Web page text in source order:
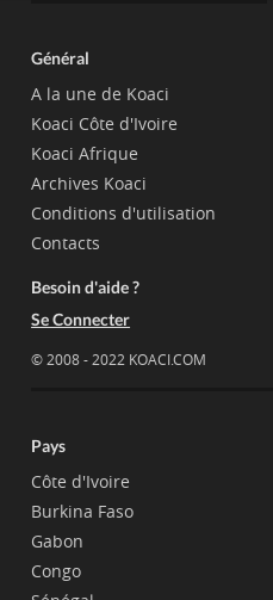
Général
A la une de Koaci
Koaci Côte d'Ivoire
Koaci Afrique
Archives Koaci
Conditions d'utilisation
Contacts
Besoin d'aide ?
Se Connecter
© 2008 - 2022 KOACI.COM
Pays
Côte d'Ivoire
Burkina Faso
Gabon
Congo